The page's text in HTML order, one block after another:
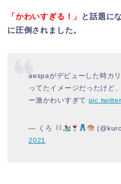
「かわいすぎる！」
と話題に
に圧倒されました。
aespaがデビューした時カ
ってたイメージだったけど
ー激かわいすぎて
— くろ
2021